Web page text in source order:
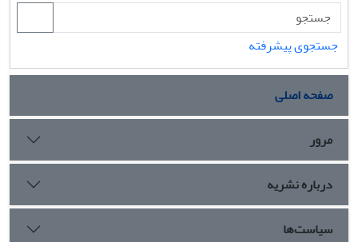
جستجوی پیشرفته
صفحه اصلی
مرور
درباره نشریه
سیاست‌ها